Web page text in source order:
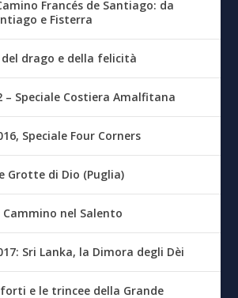
Francés de Santiago: da
e Fisterra
del drago e della felicità
– Speciale Costiera Amalfitana
Speciale Four Corners
Grotte di Dio (Puglia)
Cammino nel Salento
Sri Lanka, la Dimora degli Dèi
forti e le trincee della Grande